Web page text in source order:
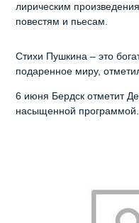
лирическим
повестям и пьесам.
Стихи Пушкина – это
подаренное миру,
6 июня Бердск отметит
насыщенной программой.